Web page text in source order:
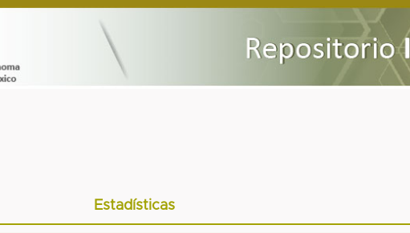
Estadísticas